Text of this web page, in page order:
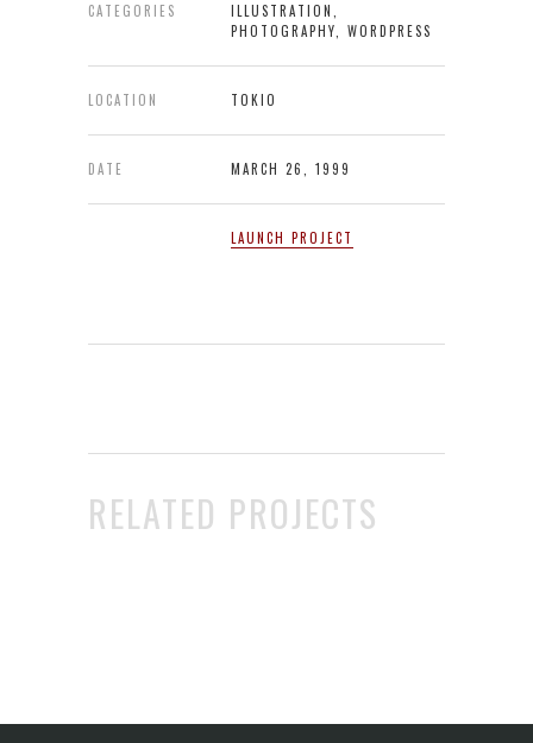
CATEGORIES
ILLUSTRATION,
PHOTOGRAPHY, WORDPRESS
LOCATION TOKIO
DATE MARCH 26, 1999
LAUNCH PROJECT
RELATED PROJECTS